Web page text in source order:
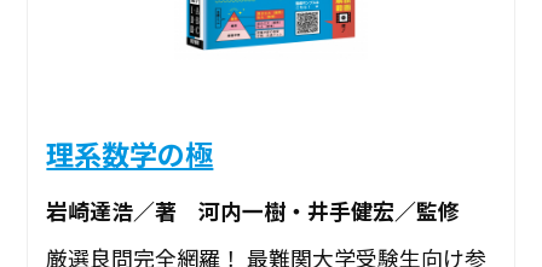
理系数学の極
岩崎達浩／著 河内一樹・井手健宏／監修
厳選良問完全網羅！ 最難関大学受験生向け参